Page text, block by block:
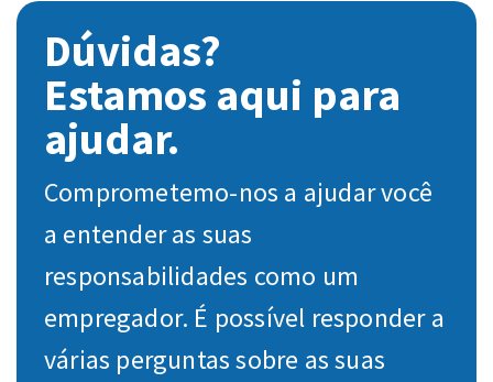
Dúvidas?
Estamos aqui para
ajudar.
Comprometemo-nos a ajudar você
a entender as suas
responsabilidades como um
empregador. É possível responder a
várias perguntas sobre as suas